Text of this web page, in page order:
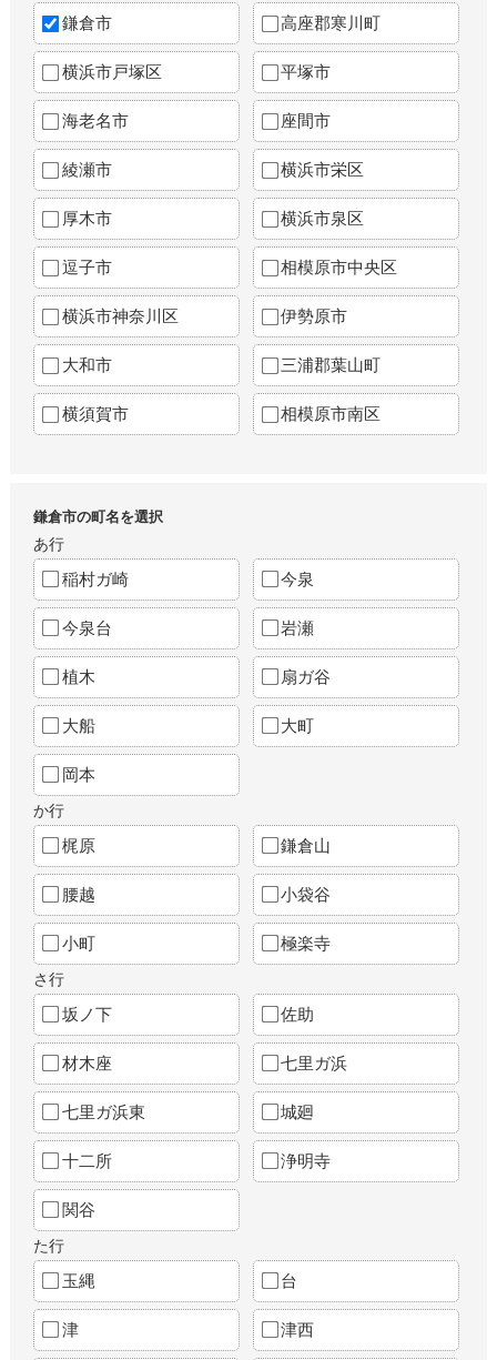
鎌倉市 高座郡寒川町
横浜市戸塚区 平塚市
海老名市 座間市
綾瀬市 横浜市栄区
厚木市 横浜市泉区
逗子市 相模原市中央区
横浜市神奈川区 伊勢原市
大和市 三浦郡葉山町
横須賀市 相模原市南区
鎌倉市の町名を選択
あ行
稲村ガ崎 今泉
今泉台 岩瀬
植木 扇ガ谷
大船 大町
岡本
か行
梶原 鎌倉山
腰越 小袋谷
小町 極楽寺
さ行
坂ノ下 佐助
材木座 七里ガ浜
七里ガ浜東 城廻
十二所 浄明寺
関谷
た行
玉縄 台
津 津西